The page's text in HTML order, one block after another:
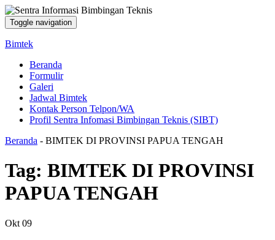
Toggle navigation
Bimtek
Beranda
Formulir
Galeri
Jadwal Bimtek
Kontak Person Telpon/WA
Profil Sentra Infomasi Bimbingan Teknis (SIBT)
Beranda - BIMTEK DI PROVINSI PAPUA TENGAH
Tag: BIMTEK DI PROVINSI
PAPUA TENGAH
Okt 09